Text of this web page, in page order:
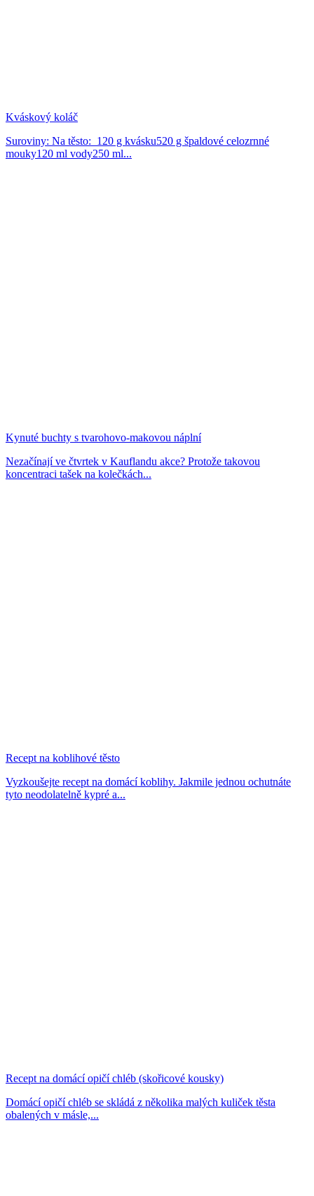
Kváskový koláč
Suroviny: Na těsto: 120 g kvásku520 g špaldové celozrnné
mouky120 ml vody250 ml...
Kynuté buchty s tvarohovo-makovou náplní
Nezačínají ve čtvrtek v Kauflandu akce? Protože takovou
koncentraci tašek na kolečkách...
Recept na koblihové těsto
Vyzkoušejte recept na domácí koblihy. Jakmile jednou ochutnáte
tyto neodolatelně kypré a...
Recept na domácí opičí chléb (skořicové kousky)
Domácí opičí chléb se skládá z několika malých kuliček těsta
obalených v másle,...